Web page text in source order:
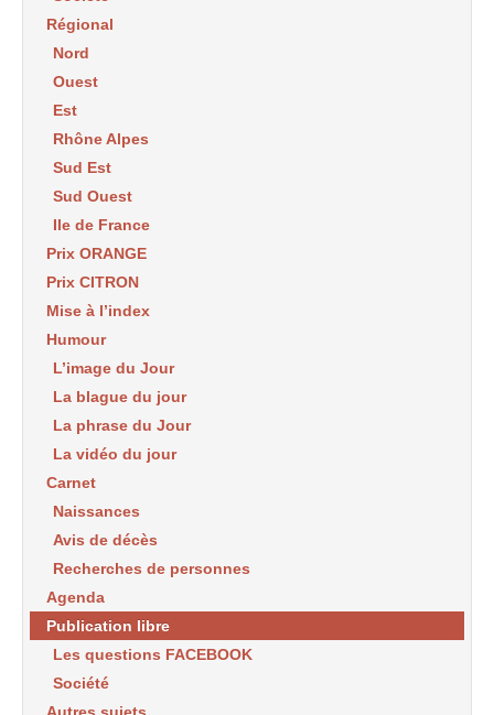
Régional
Nord
Ouest
Est
Rhône Alpes
Sud Est
Sud Ouest
Ile de France
Prix ORANGE
Prix CITRON
Mise à l’index
Humour
L’image du Jour
La blague du jour
La phrase du Jour
La vidéo du jour
Carnet
Naissances
Avis de décès
Recherches de personnes
Agenda
Publication libre
Les questions FACEBOOK
Société